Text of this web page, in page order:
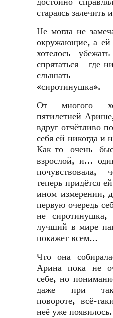
стараясь залечить
Не могла не
окружающие, а ей
хотелось
спрятаться
слышать
«сиротинушка».
От многого
пятилетней
вдруг отчётливо
себя ей никогда и
Как-то очень
взрослой, и…
теперь придётся
ином измерении,
первую очередь
не
лучший в мире
покажет всем…
Что она
Арина пока не
себе, но
даже при
повороте, всё-
неё уже появилось.